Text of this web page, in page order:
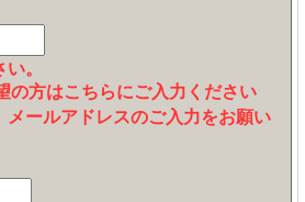
。
の方はこちらにご入力ください
ールアドレスのご入力をお願い